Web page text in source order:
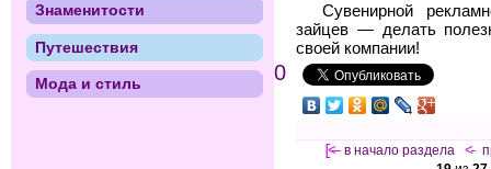
Сувенирной
зайцев — делать
своей компании!
0
[<— в начало раздела <-
Знаменитости
Путешествия
Мода и стиль